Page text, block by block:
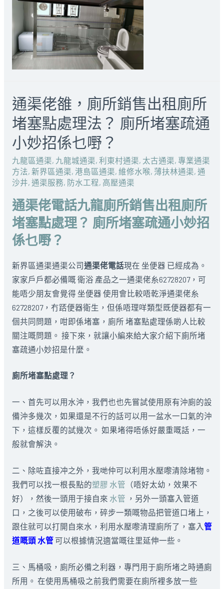
通渠佬雒，廁所銷售出租廁所
堵塞點處理法？ 廁所堵塞疏通
小妙招係乜嘢？
九龍區通渠, 九龍城通渠, 利東村通渠, 太古通渠, 專業通渠
方法, 新界區通渠, 港島區通渠, 維修水喉, 薄扶林通渠, 通
沙井, 通渠服務, 防水工程, 高壓通渠
通渠佬電話九龍廁所銷售出租廁所
堵塞點處理？ 廁所堵塞疏通小妙招
係乜嘢？
新界區通渠通渠公司通渠佬電話現在 坐便器 已經成為。
家家戶戶都必備嘅 衛浴 產品之一通渠佬糸62728207，可
能唔少朋友會覺得 坐便器 使用會比較唔乾淨通渠佬糸
62728207，冇踎便器衛生，但係唔理咩類型既便器都有一
個共同問題，咁即係堵塞，廁所 堵塞點處理係啲人比較
關注嘅問題。 接下來，就讓小編來給大家介紹下廁所堵
塞疏通小妙招是什麼。
廁所堵塞點處理？
一、首先可以用水沖，我們也也先嘗試使用原有沖廁的設
備沖多幾次，如果還是不行的話可以用一盆水一口氣的沖
下，這樣反覆的試幾次。 如果堵得唔係好嚴重嘅話，一
般就會解決。
二、除咗直接冲之外，我哋仲可以利用水壓嚟清除堵物。
我們可以找一根長點的塑膠 水管 （唔好太幼，效果不
好），然後一頭用于接自來 水管 ，另外一頭塞入管道
口，之後可以使用破布，碎步一類嘅物品把管道口堵上，
跟住就可以打開自來水，利用水壓嚟清理廁所了，塞入管
道嘅頭 水管可以根據情況適當嘅往里延伸一些。
三、馬桶吸，廁所必備之利器，專門用于廁所堵之時通廁
所用。 在使用馬桶吸之前我們需要在廁所裡多放一些